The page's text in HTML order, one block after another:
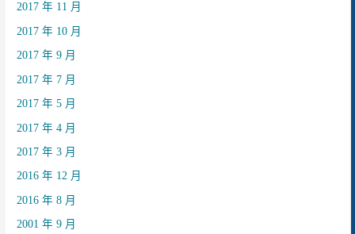
2017 年 11 月
2017 年 10 月
2017 年 9 月
2017 年 7 月
2017 年 5 月
2017 年 4 月
2017 年 3 月
2016 年 12 月
2016 年 8 月
2001 年 9 月